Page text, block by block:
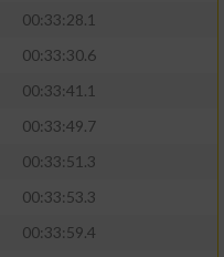
00:33:28.1
00:33:30.6
00:33:41.1
00:33:49.7
00:33:51.3
00:33:53.3
00:33:59.4